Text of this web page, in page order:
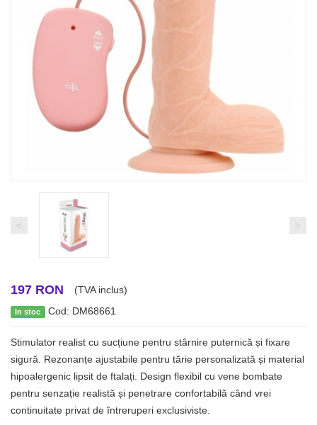
< >
197 RON (TVA inclus)
In stoc Cod: DM68661
Stimulator realist cu sucțiune pentru stârnire puternică și fixare
sigură. Rezonanțe ajustabile pentru tărie personalizată și material
hipoalergenic lipsit de ftalați. Design flexibil cu vene bombate
pentru senzație realistă și penetrare confortabilă când vrei
continuitate privat de întreruperi exclusiviste.